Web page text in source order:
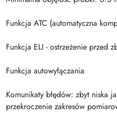
Funkcja ATC (automatyczna
Funkcja ELI - ostrzeżenie przed
Funkcja autowyłączania
Komunikaty błędów: zbyt niska
przekroczenie zakresów